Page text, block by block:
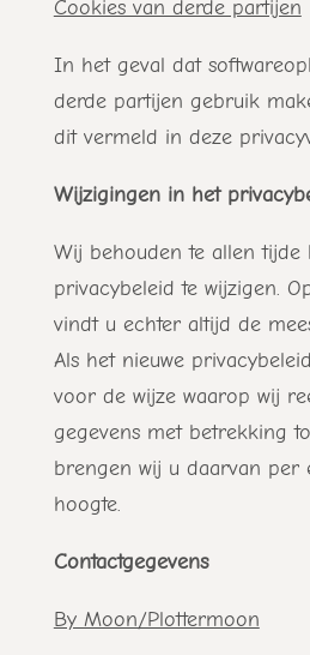
Cookies van derde partijen
In het geval dat
derde partijen gebruik
dit vermeld in deze
Wijzigingen in het
Wij behouden te allen tijde
privacybeleid te wijzigen.
vindt u echter altijd de
Als het nieuwe
voor de wijze waarop wij
gegevens met betrekking
brengen wij u daarvan per
hoogte.
Contactgegevens
By Moon/Plottermoon